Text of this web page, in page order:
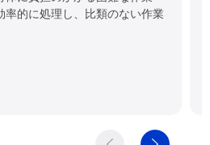
率的に処理し、比類のない作業